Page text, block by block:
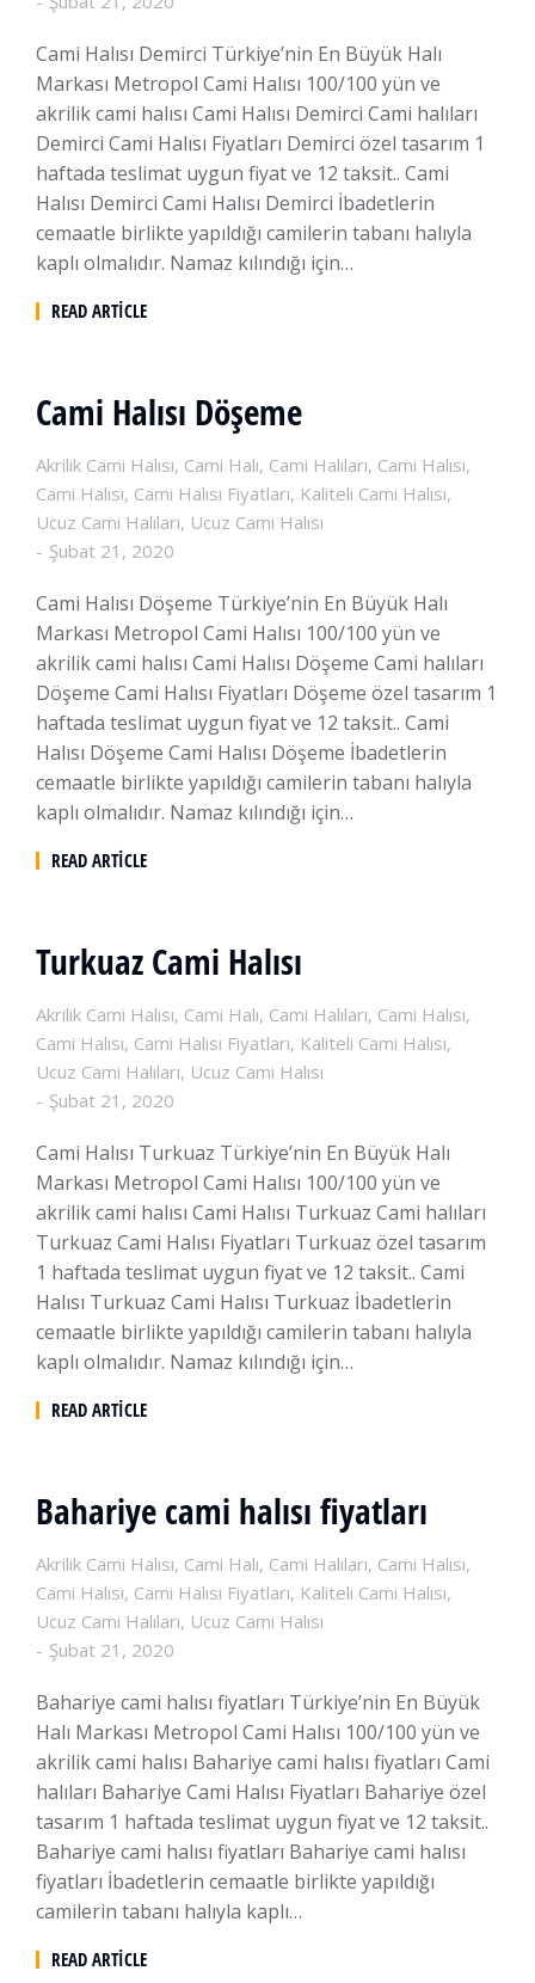
Cami Halısı Demirci Türkiye’nin En Büyük Halı
Markası Metropol Cami Halısı 100/100 yün ve
akrilik cami halısı Cami Halısı Demirci Cami halıları
Demirci Cami Halısı Fiyatları Demirci özel tasarım 1
haftada teslimat uygun fiyat ve 12 taksit.. Cami
Halısı Demirci Cami Halısı Demirci İbadetlerin
cemaatle birlikte yapıldığı camilerin tabanı halıyla
kaplı olmalıdır. Namaz kılındığı için…
READ ARTICLE
Cami Halısı Döşeme
Akrilik Cami Halısı, Cami Halı, Cami Halıları, Cami Halısı,
Cami Halısı, Cami Halısı Fiyatları, Kaliteli Cami Halısı,
Ucuz Cami Halıları, Ucuz Cami Halısı
Şubat 21, 2020
Cami Halısı Döşeme Türkiye’nin En Büyük Halı
Markası Metropol Cami Halısı 100/100 yün ve
akrilik cami halısı Cami Halısı Döşeme Cami halıları
Döşeme Cami Halısı Fiyatları Döşeme özel tasarım 1
haftada teslimat uygun fiyat ve 12 taksit.. Cami
Halısı Döşeme Cami Halısı Döşeme İbadetlerin
cemaatle birlikte yapıldığı camilerin tabanı halıyla
kaplı olmalıdır. Namaz kılındığı için…
READ ARTICLE
Turkuaz Cami Halısı
Akrilik Cami Halısı, Cami Halı, Cami Halıları, Cami Halısı,
Cami Halısı, Cami Halısı Fiyatları, Kaliteli Cami Halısı,
Ucuz Cami Halıları, Ucuz Cami Halısı
Şubat 21, 2020
Cami Halısı Turkuaz Türkiye’nin En Büyük Halı
Markası Metropol Cami Halısı 100/100 yün ve
akrilik cami halısı Cami Halısı Turkuaz Cami halıları
Turkuaz Cami Halısı Fiyatları Turkuaz özel tasarım
1 haftada teslimat uygun fiyat ve 12 taksit.. Cami
Halısı Turkuaz Cami Halısı Turkuaz İbadetlerin
cemaatle birlikte yapıldığı camilerin tabanı halıyla
kaplı olmalıdır. Namaz kılındığı için…
READ ARTICLE
Bahariye cami halısı fiyatları
Akrilik Cami Halısı, Cami Halı, Cami Halıları, Cami Halısı,
Cami Halısı, Cami Halısı Fiyatları, Kaliteli Cami Halısı,
Ucuz Cami Halıları, Ucuz Cami Halısı
Şubat 21, 2020
Bahariye cami halısı fiyatları Türkiye’nin En Büyük
Halı Markası Metropol Cami Halısı 100/100 yün ve
akrilik cami halısı Bahariye cami halısı fiyatları Cami
halıları Bahariye Cami Halısı Fiyatları Bahariye özel
tasarım 1 haftada teslimat uygun fiyat ve 12 taksit..
Bahariye cami halısı fiyatları Bahariye cami halısı
fiyatları İbadetlerin cemaatle birlikte yapıldığı
camilerin tabanı halıyla kaplı…
READ ARTICLE